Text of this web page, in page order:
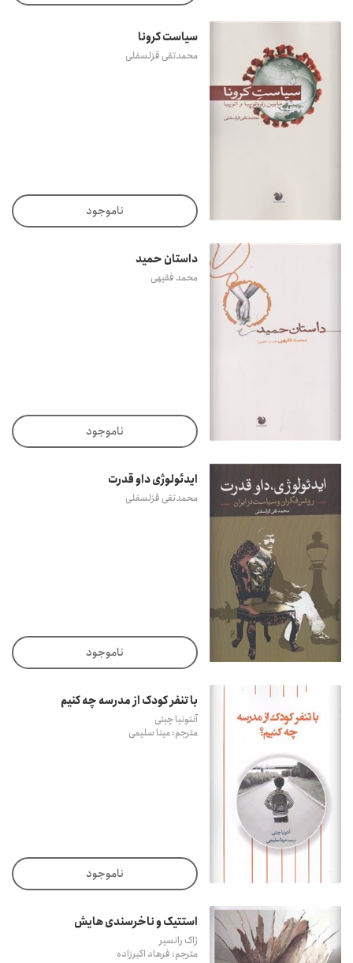
سیاست کرونا
محمدتقی قزلسفلی
ناموجود
داستان حمید
محمد فقیهی
ناموجود
ایدئولوژی داو قدرت
محمدتقی قزلسفلی
ناموجود
با تنفر کودک از مدرسه چه کنیم
آنتونیا چیتی
مترجم: مینا سلیمی
ناموجود
استتیک و ناخرسندی هایش
ژاک رانسیر
مترجم: فرهاد اکبرزاده